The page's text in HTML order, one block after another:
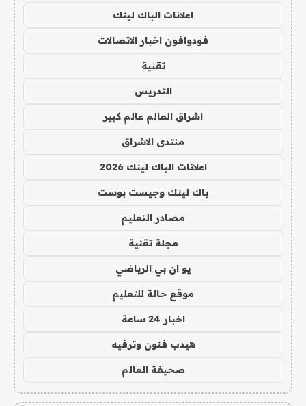
اعلانات الباك لينك
فودوافون اخبار الاتصالات
تقنية
التدريس
اشراق العالم عالم كبير
منتدى الاشراق
اعلانات الباك لينك 2026
باك لينك وجيست بوست
مصادر التعليم
مجلة تقنية
يو ان بي الرياضي
موقع حالة للتعليم
اخبار 24 ساعة
هيدب فنون وترفيه
صحيفة العالم